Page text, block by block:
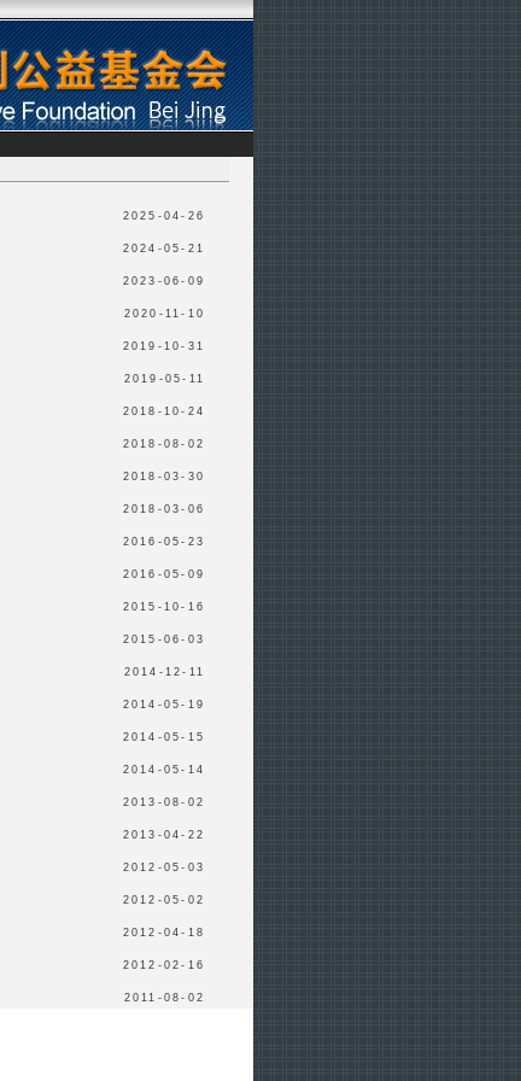
2025-04-26
2024-05-21
2023-06-09
2020-11-10
2019-10-31
2019-05-11
2018-10-24
2018-08-02
2018-03-30
2018-03-06
2016-05-23
2016-05-09
2015-10-16
2015-06-03
2014-12-11
2014-05-19
2014-05-15
2014-05-14
2013-08-02
2013-04-22
2012-05-03
2012-05-02
2012-04-18
2012-02-16
2011-08-02